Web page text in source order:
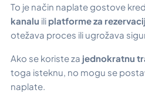
To je način naplate gostove
kanalu ili platforme za
otežava proces ili ugrožava
Ako se koriste za jednokratnu
toga isteknu, no mogu se
naplate.